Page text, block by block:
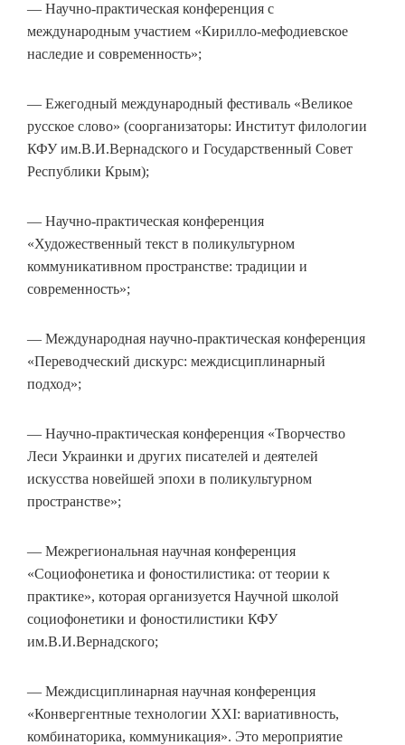
— Научно-практическая конференция с
международным участием «Кирилло-мефодиевское
наследие и современность»;
— Ежегодный международный фестиваль «Великое
русское слово» (соорганизаторы: Институт филологии
КФУ им.В.И.Вернадского и Государственный Совет
Республики Крым);
— Научно-практическая конференция
«Художественный текст в поликультурном
коммуникативном пространстве: традиции и
современность»;
— Международная научно-практическая конференция
«Переводческий дискурс: междисциплинарный
подход»;
— Научно-практическая конференция «Творчество
Леси Украинки и других писателей и деятелей
искусства новейшей эпохи в поликультурном
пространстве»;
— Межрегиональная научная конференция
«Социофонетика и фоностилистика: от теории к
практике», которая организуется Научной школой
социофонетики и фоностилистики КФУ
им.В.И.Вернадского;
— Междисциплинарная научная конференция
«Конвергентные технологии XXI: вариативность,
комбинаторика, коммуникация». Это мероприятие